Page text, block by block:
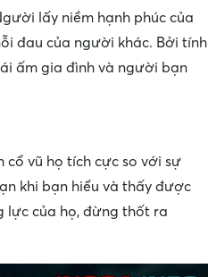
lấy niềm hạnh phúc của
đau của người khác. Bởi tính
ấm gia đình và người bạn
vũ họ tích cực so với sự
khi bạn hiểu và thấy được
lực của họ, đừng thốt ra